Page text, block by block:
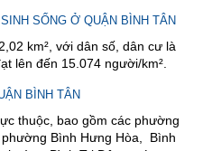
SỐNG Ở QUẬN BÌNH TÂN
km², với dân số, dân cư là
lên đến 15.074 người/km².
BÌNH TÂN
thuộc, bao gồm các phường
Bình Hưng Hòa, Bình